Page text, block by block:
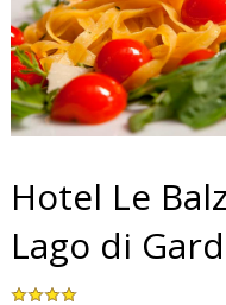
Hotel Le
Lago di